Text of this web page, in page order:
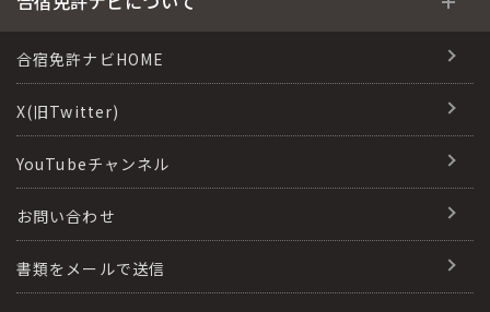
格安シーズン料金
出発地別おすすめ校
こだわり、テーマから探す
360度パノラマ教習所
教育訓練給付金制度
合宿免許選びのアドバイス
合宿免許の入校までの流れ
合宿免許での免許取得の流れ
運転免許別モデルスケジュール
保護者の方へ
免許取消・失効による再取得
冬・雪国の合宿免許は大丈夫？
みんなが選んだ合宿免許の条件
大型免許体験記
会社情報・代表メッセージ
会社概要
会社沿革・歴史
登録商標
合宿免許ナビHOME
X(旧Twitter)
YouTubeチャンネル
お問い合わせ
書類をメールで送信